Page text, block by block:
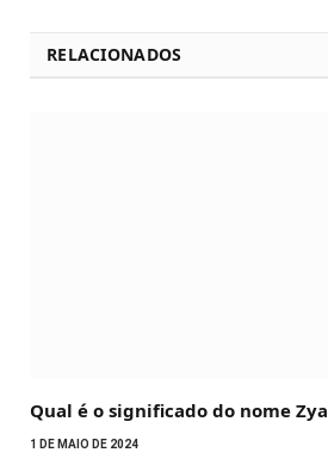
RELACIONADOS
Qual é o significado do nome
1 DE MAIO DE 2024